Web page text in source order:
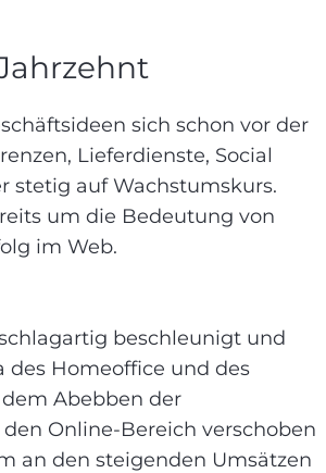
sich schon vor der
Lieferdienste, Social
stetig auf Wachstumskurs.
um die Bedeutung von
im Web.
beschleunigt und
des Homeoffice und des
Abebben der
Online-Bereich verschoben
an den steigenden Umsätzen